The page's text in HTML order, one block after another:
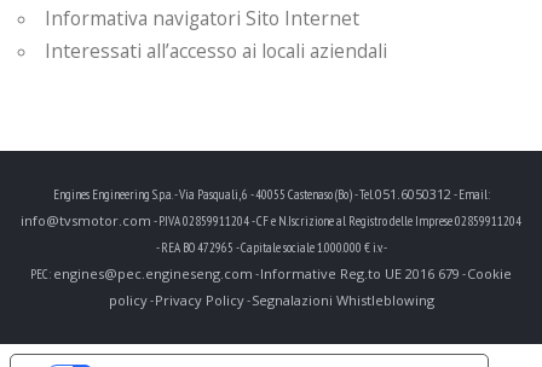
Informativa navigatori Sito Internet
Interessati all’accesso ai locali aziendali
Engines Engineering S.p.a. - Via Pasquali, 6 - 40055 Castenaso (Bo) - Tel.051.6050312- Email:
info@tvsmotor.com - P.IVA 02859911204 - CF e N.Iscrizione al Registro delle Imprese 02859911204
- REA BO 472965 - Capitale sociale 1.000.000 € i.v. -
PEC: engines@pec.engineseng.com -Informative Reg.to UE 2016 679 -Cookie
policy-Privacy Policy-Segnalazioni Whistleblowing